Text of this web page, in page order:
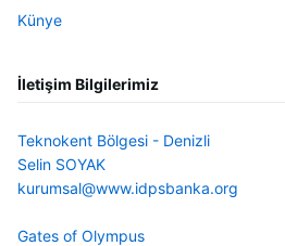
Künye
İletişim Bilgilerimiz
Teknokent Bölgesi - Denizli
Selin SOYAK
kurumsal@www.idpsbanka.org
Gates of Olympus